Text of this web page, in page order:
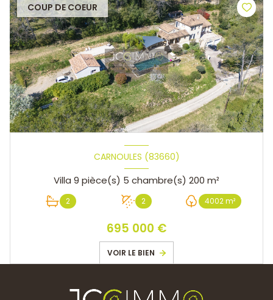
COUP DE COEUR
CARNOULES (83660)
Villa 9 pièce(s) 5 chambre(s) 200 m²
2 2 4002 m²
695 000 €
VOIR LE BIEN